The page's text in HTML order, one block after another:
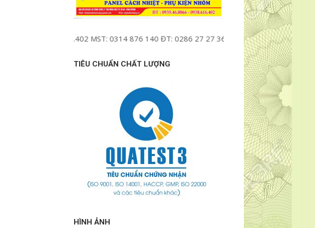
MST: 0314 876 140 ĐT: 0286 27 27 369 Mail :
TIÊU CHUẨN CHẤT LƯỢNG
HÌNH ẢNH